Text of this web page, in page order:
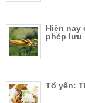
Hiện nay
phép lưu
Tổ yến: